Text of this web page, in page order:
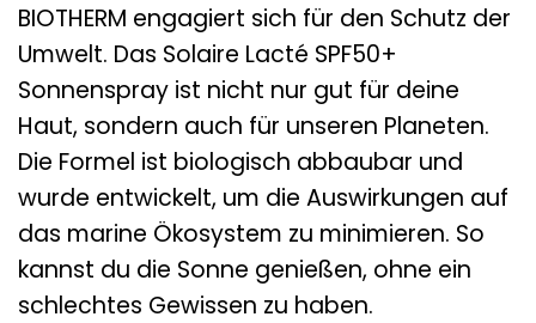
BIOTHERM engagiert sich für den Schutz der
Umwelt. Das Solaire Lacté SPF50+
Sonnenspray ist nicht nur gut für deine
Haut, sondern auch für unseren Planeten.
Die Formel ist biologisch abbaubar und
wurde entwickelt, um die Auswirkungen auf
das marine Ökosystem zu minimieren. So
kannst du die Sonne genießen, ohne ein
schlechtes Gewissen zu haben.